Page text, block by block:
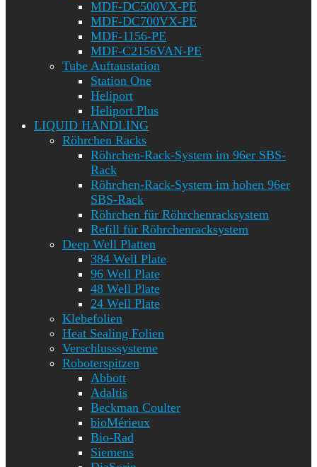
MDF-DC500VX-PE
MDF-DC700VX-PE
MDF-1156-PE
MDF-C2156VAN-PE
Tube Auftaustation
Station One
Heliport
Heliport Plus
LIQUID HANDLING
Röhrchen Racks
Röhrchen-Rack-System im 96er SBS-
Rack
Röhrchen-Rack-System im hohen 96er
SBS-Rack
Röhrchen für Röhrchenracksystem
Refill für Röhrchenracksystem
Deep Well Platten
384 Well Plate
96 Well Plate
48 Well Plate
24 Well Plate
Klebefolien
Heat Sealing Folien
Verschlusssysteme
Roboterspitzen
Abbott
Adaltis
Beckman Coulter
bioMérieux
Bio-Rad
Siemens